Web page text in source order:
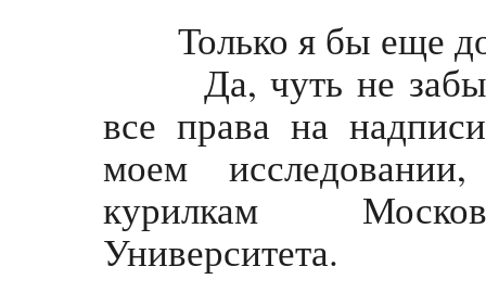
Только я бы еще
Да, чуть не забыл.
все права на
моем
курилкам
Университета.